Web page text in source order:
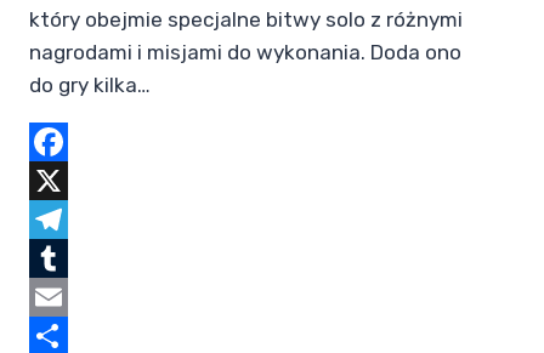
który obejmie specjalne bitwy solo z różnymi
nagrodami i misjami do wykonania. Doda ono
do gry kilka…
Facebook
X
Telegram
Tumblr
Email